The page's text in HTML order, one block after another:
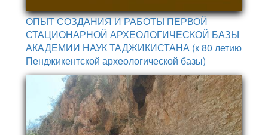
ОПЫТ СОЗДАНИЯ И РАБОТЫ ПЕРВОЙ
СТАЦИОНАРНОЙ АРХЕОЛОГИЧЕСКОЙ БАЗЫ
АКАДЕМИИ НАУК ТАДЖИКИСТАНА (к 80 летию
Пенджикентской археологической базы)